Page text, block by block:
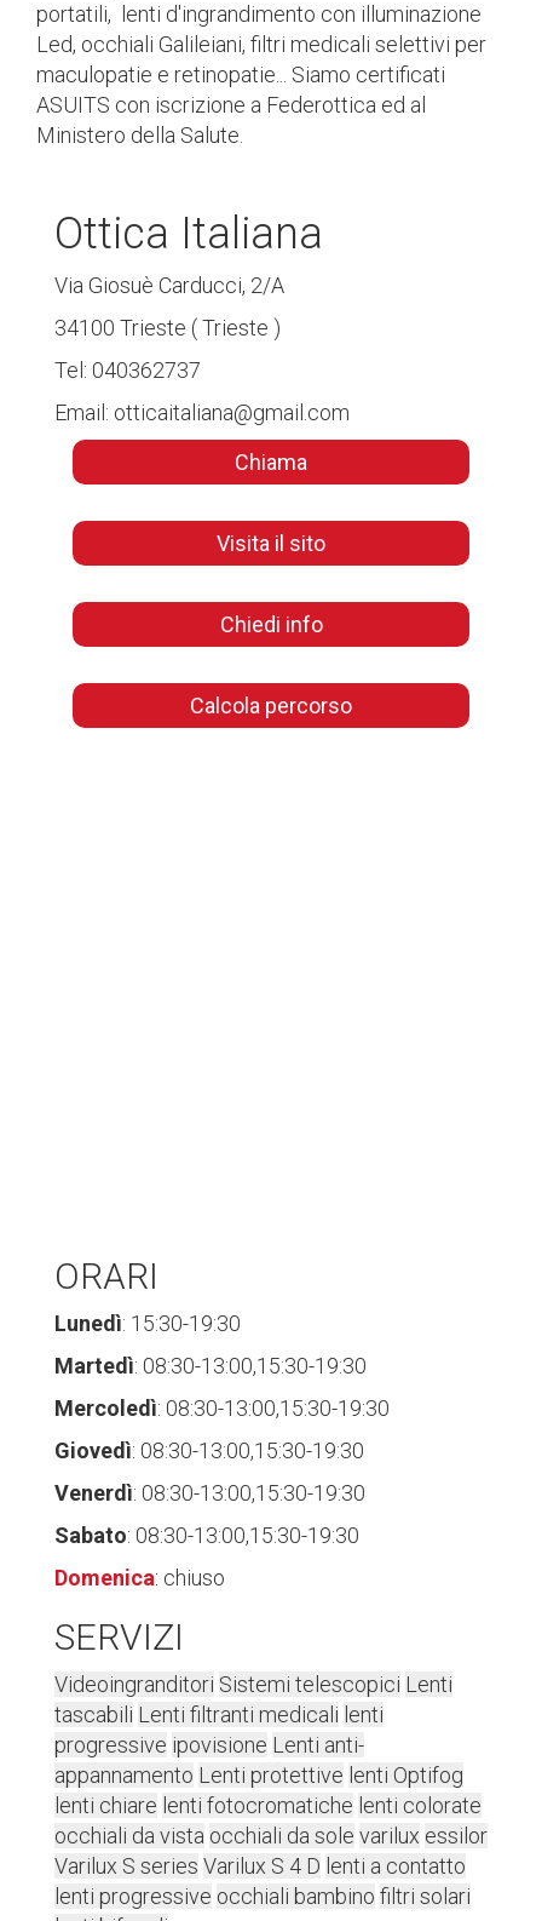
portatili, lenti d'ingrandimento con illuminazione
Led, occhiali Galileiani, filtri medicali selettivi per
maculopatie e retinopatie... Siamo certificati
ASUITS con iscrizione a Federottica ed al
Ministero della Salute.
Ottica Italiana
Via Giosuè Carducci, 2/A
34100 Trieste (Trieste )
Tel: 040362737
Email: otticaitaliana@gmail.com
Chiama
Visita il sito
Chiedi info
Calcola percorso
ORARI
Lunedì: 15:30-19:30
Martedì: 08:30-13:00,15:30-19:30
Mercoledì: 08:30-13:00,15:30-19:30
Giovedì: 08:30-13:00,15:30-19:30
Venerdì: 08:30-13:00,15:30-19:30
Sabato: 08:30-13:00,15:30-19:30
Domenica: chiuso
SERVIZI
Videoingranditori Sistemi telescopici Lenti
tascabili Lenti filtranti medicali lenti
progressive ipovisione Lenti anti-
appannamento Lenti protettive lenti Optifog
lenti chiare lenti fotocromatiche lenti colorate
occhiali da vista occhiali da sole varilux essilor
Varilux S series Varilux S 4 D lenti a contatto
lenti progressive occhiali bambino filtri solari